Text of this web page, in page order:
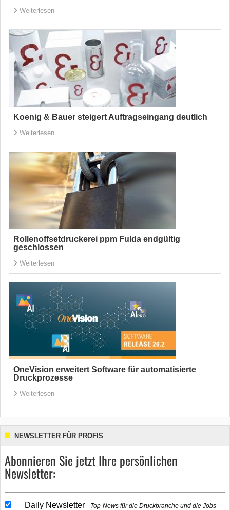
Weiterlesen
Koenig & Bauer steigert Auftragseingang deutlich
Weiterlesen
Rollenoffsetdruckerei ppm Fulda endgültig
geschlossen
Weiterlesen
OneVision erweitert Software für automatisierte
Druckprozesse
Weiterlesen
NEWSLETTER FÜR PROFIS
Abonnieren Sie jetzt Ihre persönlichen
Newsletter:
Daily Newsletter
Top-News für die Druckbranche und die Jobs